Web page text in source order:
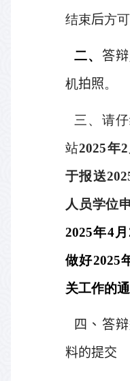
结束后方
二、 答辩
机拍照。
三、请
站2025年2
于报送
人员学位
2025年4
做好2025
关工作的通
四、答
料的提交